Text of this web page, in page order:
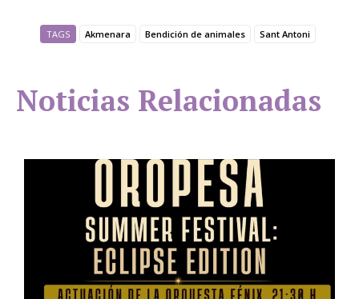
TAGS Akmenara Bendición de animales Sant Antoni
Noticias Relacionadas